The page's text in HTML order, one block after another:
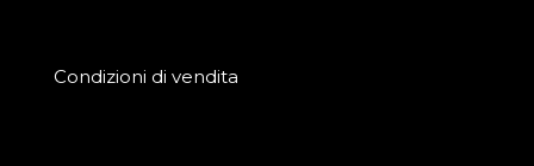
Condizioni di vendita